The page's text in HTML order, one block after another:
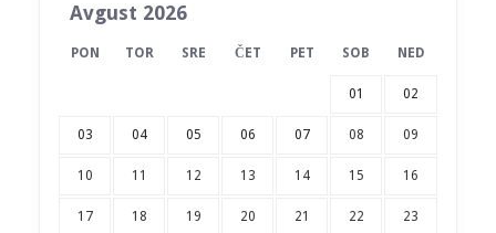
Avgust 2026
PON TOR SRE ČET PET SOB NED
01 02
03 04 05 06 07 08 09
10 11 12 13 14 15 16
17 18 19 20 21 22 23